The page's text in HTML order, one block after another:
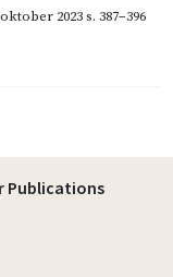
oktober 2023s. 387–396
Publications